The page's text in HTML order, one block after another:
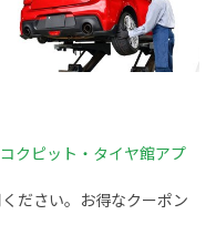
コクピット・タイヤ館アプ
ださい。お得なクーポン